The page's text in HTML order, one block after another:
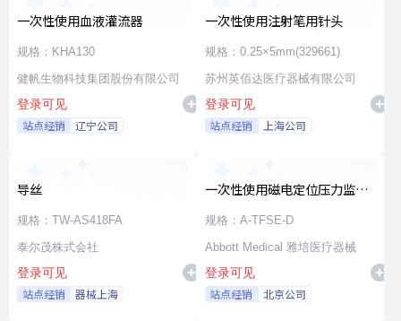
一次性使用血液灌流器
规格：KHA130
健帆生物科技集团股份有限公司
登录可见
站点经销 辽宁公司
一次性使用注射笔用针头
规格：0.25×5mm(329661)
苏州英佰达医疗器械有限公司
登录可见
站点经销 上海公司
导丝
规格：TW-AS418FA
泰尔茂株式会社
登录可见
站点经销 器械上海
一次性使用磁电定位压力监测
射频消融导管
规格：A-TFSE-D
Abbott Medical 雅培医疗器械
登录可见
站点经销 北京公司